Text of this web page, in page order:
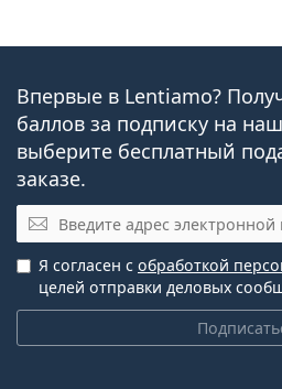
Впервые в Lentiamo?
баллов за подписку на
выберите бесплатный
заказе.
Эл. почта
Я согласен с обработкой
целей отправки деловых